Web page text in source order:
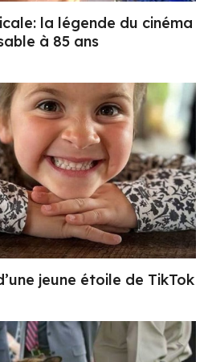
la légende du cinéma
à 85 ans
jeune étoile de TikTok